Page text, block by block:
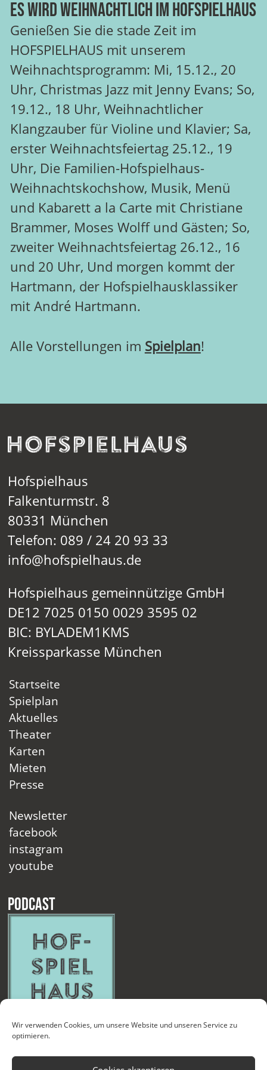
Wir verwenden Cookies, um unsere Website und unseren Service zu
optimieren.
Es wird weihnachtlich im HOFSPIELHAUS
Genießen Sie die stade Zeit im
HOFSPIELHAUS mit unserem
Weihnachtsprogramm: Mi, 15.12., 20
Uhr, Christmas Jazz mit Jenny Evans; So,
19.12., 18 Uhr, Weihnachtlicher
Klangzauber für Violine und Klavier; Sa,
erster Weihnachtsfeiertag 25.12., 19
Uhr, Die Familien-Hofspielhaus-
Weihnachtskochshow, Musik, Menü
und Kabarett a la Carte mit Christiane
Brammer, Moses Wolff und Gästen; So,
zweiter Weihnachtsfeiertag 26.12., 16
und 20 Uhr, Und morgen kommt der
Hartmann, der Hofspielhausklassiker
mit André Hartmann.
Alle Vorstellungen im Spielplan!
Hofspielhaus
Falkenturmstr. 8
80331 München
Telefon: 089 / 24 20 93 33
info@hofspielhaus.de
Hofspielhaus gemeinnützige GmbH
DE12 7025 0150 0029 3595 02
BIC: BYLADEM1KMS
Kreissparkasse München
Startseite
Spielplan
Aktuelles
Theater
Karten
Mieten
Presse
Newsletter
facebook
instagram
youtube
Podcast